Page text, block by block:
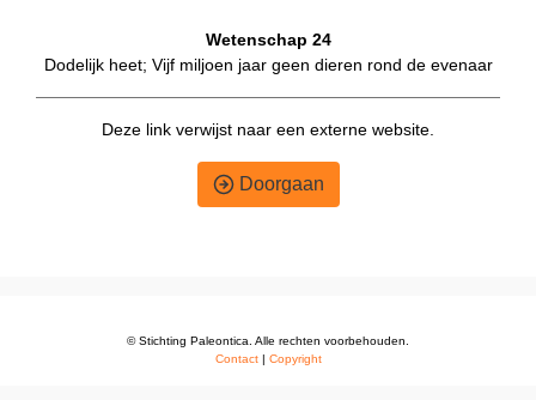
Wetenschap 24
Dodelijk heet; Vijf miljoen jaar geen dieren rond de evenaar
Deze link verwijst naar een externe website.
Doorgaan
© Stichting Paleontica. Alle rechten voorbehouden.
Contact| Copyright